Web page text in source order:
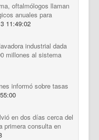
oftalmólogos llaman
anuales para
11:49:02
industrial dada
millones al sistema
informó sobre tasas
en dos días cerca del
primera consulta en